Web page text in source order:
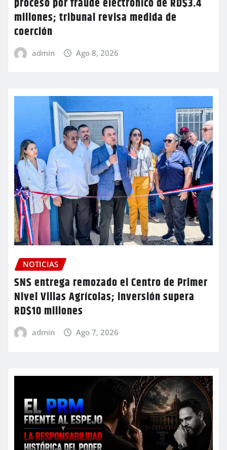
proceso por fraude electrónico de RD$3.4
millones; tribunal revisa medida de
coerción
admin Ago 8, 2026
NOTICIAS
SNS entrega remozado el Centro de Primer
Nivel Villas Agrícolas; inversión supera
RD$10 millones
admin Ago 7, 2026